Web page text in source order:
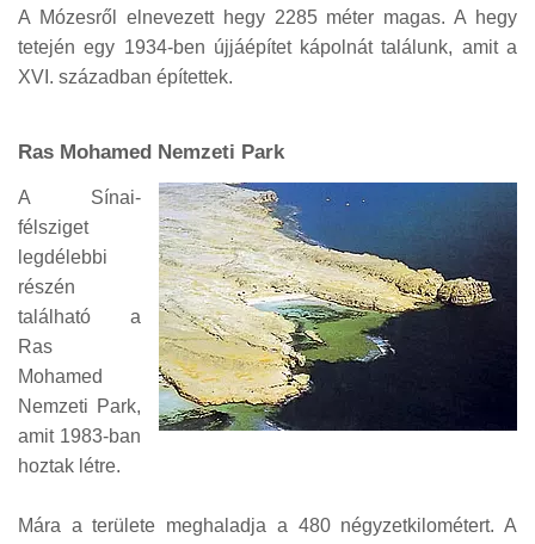
A Mózesről elnevezett hegy 2285 méter magas. A hegy
tetején egy 1934-ben újjáépítet kápolnát találunk, amit a
XVI. században építettek.
Ras Mohamed Nemzeti Park
A Sínai-
félsziget
legdélebbi
részén
található a
Ras
Mohamed
Nemzeti Park,
amit 1983-ban
hoztak létre.
Mára a területe meghaladja a 480 négyzetkilométert. A